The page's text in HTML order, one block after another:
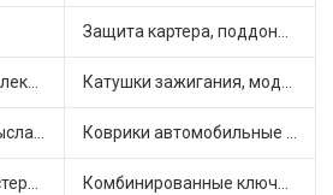
Защита картера, поддона, КПП (6)
Карбюраторы и комплектующие (7) Катушки зажигания, модули зажигания (29)
Клапаны, оси, коромысла (37) Коврики автомобильные (15)
Коленчатый вал, шестерни коленчатого вала (7) Комбинированные ключи (1)